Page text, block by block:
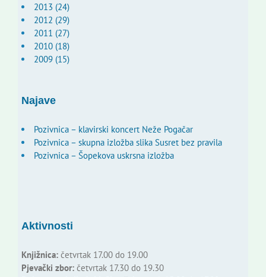
2013 (24)
2012 (29)
2011 (27)
2010 (18)
2009 (15)
Najave
Pozivnica – klavirski koncert Neže Pogačar
Pozivnica – skupna izložba slika Susret bez pravila
Pozivnica – Šopekova uskrsna izložba
Aktivnosti
Knjižnica:četvrtak 17.00 do 19.00
Pjevački zbor:četvrtak 17.30 do 19.30